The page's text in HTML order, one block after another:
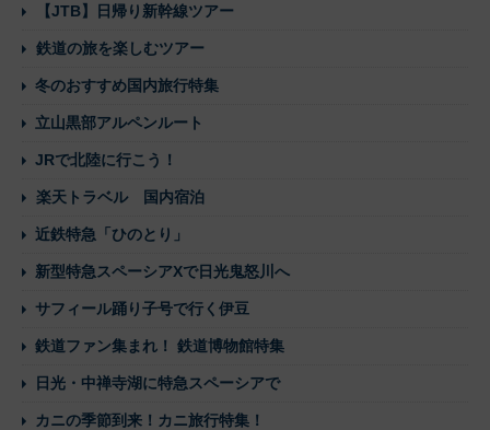
【JTB】日帰り新幹線ツアー
鉄道の旅を楽しむツアー
冬のおすすめ国内旅行特集
立山黒部アルペンルート
JRで北陸に行こう！
楽天トラベル 国内宿泊
近鉄特急「ひのとり」
新型特急スペーシアXで日光鬼怒川へ
サフィール踊り子号で行く伊豆
鉄道ファン集まれ！ 鉄道博物館特集
日光・中禅寺湖に特急スペーシアで
カニの季節到来！カニ旅行特集！